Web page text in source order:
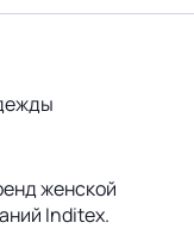
женской
Inditex.